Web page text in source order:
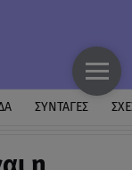
ΣΥΝΤΑΓΕΣ